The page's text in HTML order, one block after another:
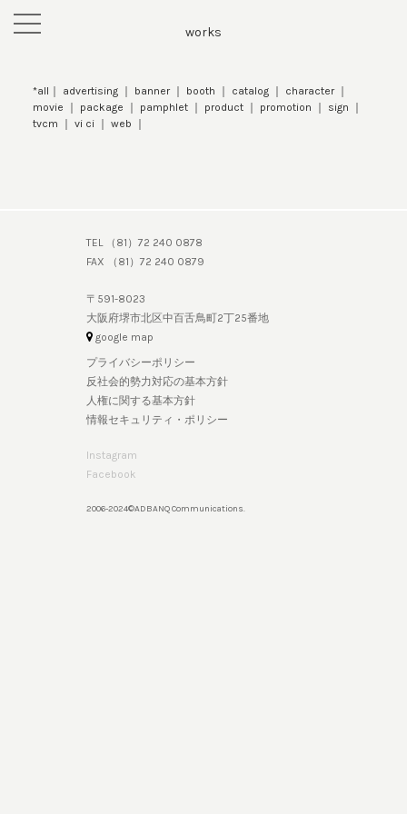
works
toggle
*all advertising banner booth catalog
character
movie
package pamphlet product promotion
sign
tvcm
vi ci web
TEL （81）72 240 0878
FAX （81）72 240 0879
〒591-8023
大阪府堺市北区中百舌鳥町2丁25番地
google map
プライバシーポリシー
反社会的勢力対応の基本方針
人権に関する基本方針
情報セキュリティ・ポリシー
Instagram
Facebook
2006-2024©ADBANQ Communications.